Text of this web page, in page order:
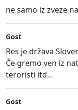
ne samo iz zveze
Gost
Res je država
Če gremo ven iz
teroristi itd...
Gost